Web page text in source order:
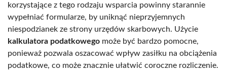
korzystające z tego rodzaju wsparcia powinny starannie
wypełniać formularze, by uniknąć nieprzyjemnych
niespodzianek ze strony urzędów skarbowych. Użycie
kalkulatora podatkowego może być bardzo pomocne,
ponieważ pozwala oszacować wpływ zasiłku na obciążenia
podatkowe, co może znacznie ułatwić coroczne rozliczenie.